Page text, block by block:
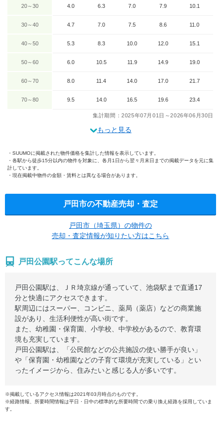
20～30 4.0 6.3 7.0 7.9 10.1
30～40 4.7 7.0 7.5 8.6 11.0
40～50 5.3 8.3 10.0 12.0 15.1
50～60 6.0 10.5 11.9 14.9 19.0
60～70 8.0 11.4 14.0 17.0 21.7
70～80 9.5 14.0 16.5 19.6 23.4
集計期間：2025年07月01日～2026年06月30日
もっと見る
SUUMOに掲載された物件価格を集計した情報を表示しています。
各駅から徒歩15分以内の物件を対象に、各月1日から翌々月末日までの掲載データを元に集
計しています。
現在掲載中物件の金額・賃料とは異なる場合があります。
戸田市の不動産売却・査定
戸田市（埼玉県）の物件の
売却・査定情報が知りたい方はこちら
戸田公園駅ってこんな場所
戸田公園駅は、ＪＲ埼京線が通っていて、池袋駅まで直通17
分と快適にアクセスできます。
駅周辺にはスーパー、コンビニ、薬局（薬店）などの商業施
設があり、生活利便性が高い街です。
また、幼稚園・保育園、小学校、中学校があるので、教育環
境も充実しています。
戸田公園駅は、「公民館などの公共施設の使い勝手が良い」
や「保育園・幼稚園などの子育て環境が充実している」とい
ったイメージから、住みたいと感じる人が多いです。
※掲載しているアクセス情報は2021年03月時点のものです。
※経路情報、所要時間情報は平日・日中の標準的な所要時間での乗り換え経路を採用していま
す。